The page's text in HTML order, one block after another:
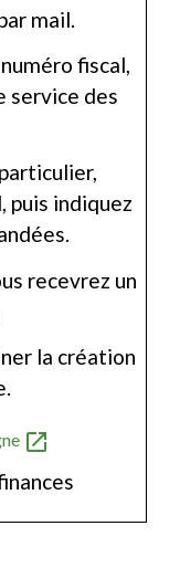
mail.
fiscal,
service des
puis indiquez
recevrez un
la création
open_in_new